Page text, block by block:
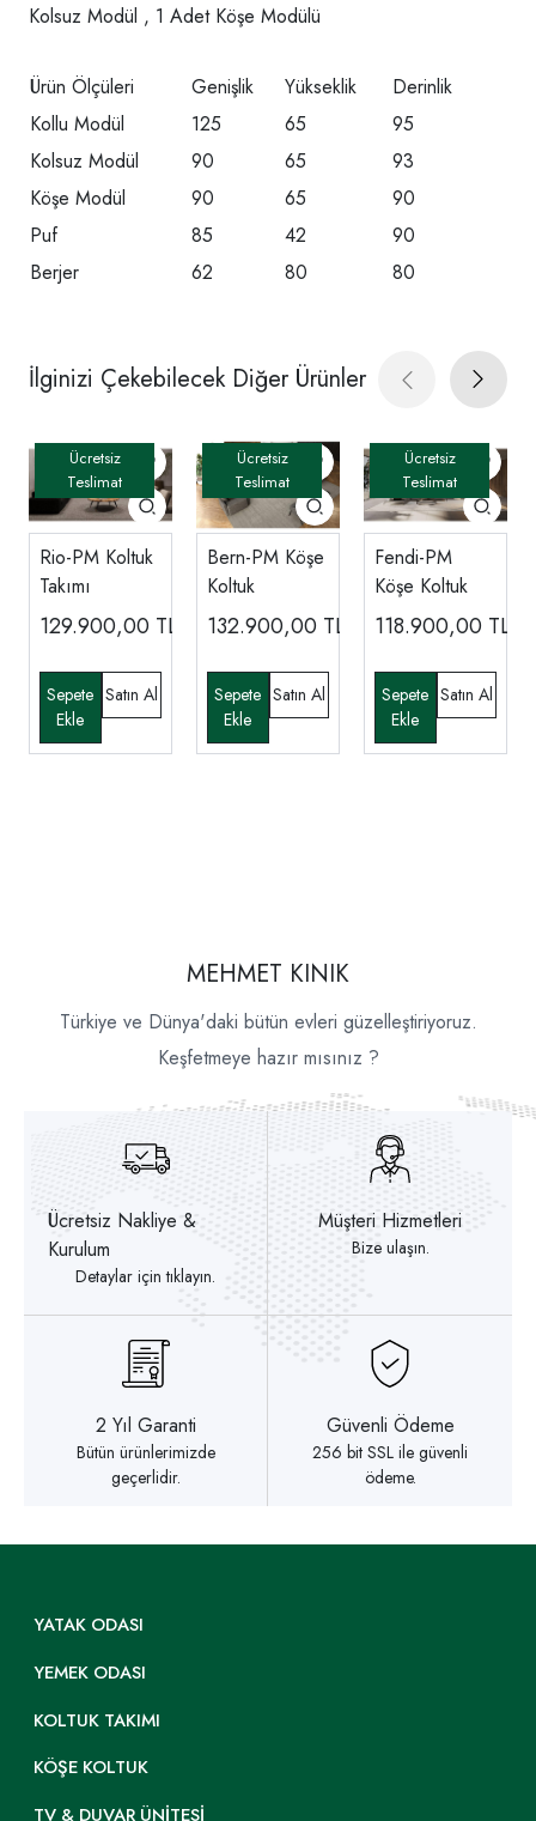
Kolsuz Modül , 1 Adet Köşe Modülü
Ürün Ölçüleri Genişlik Yükseklik
Derinlik
Kollu Modül
125 65
95
Kolsuz Modül
90 65
93
Köşe Modül
90 65
90
Puf
85 42
90
Berjer
62 80 80
İlginizi Çekebilecek Diğer Ürünler
Rio-PM Koltuk
Takımı
129.900,00 TL
Bern-PM Köşe
Koltuk
132.900,00 TL
Fendi-PM
Köşe Koltuk
118.900,00 TL
MEHMET KINIK
Türkiye ve Dünya'daki bütün evleri güzelleştiriyoruz.
Keşfetmeye hazır mısınız ?
Ücretsiz Nakliye &
Kurulum
Detaylar için tıklayın.
Müşteri Hizmetleri
Bize ulaşın.
2 Yıl Garanti
Bütün ürünlerimizde
geçerlidir.
Güvenli Ödeme
256 bit SSL ile güvenli
ödeme.
YATAK ODASI
YEMEK ODASI
KOLTUK TAKIMI
KÖŞE KOLTUK
TV & DUVAR ÜNITESI